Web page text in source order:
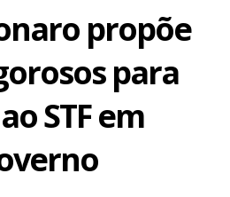
propõe
para
STF em